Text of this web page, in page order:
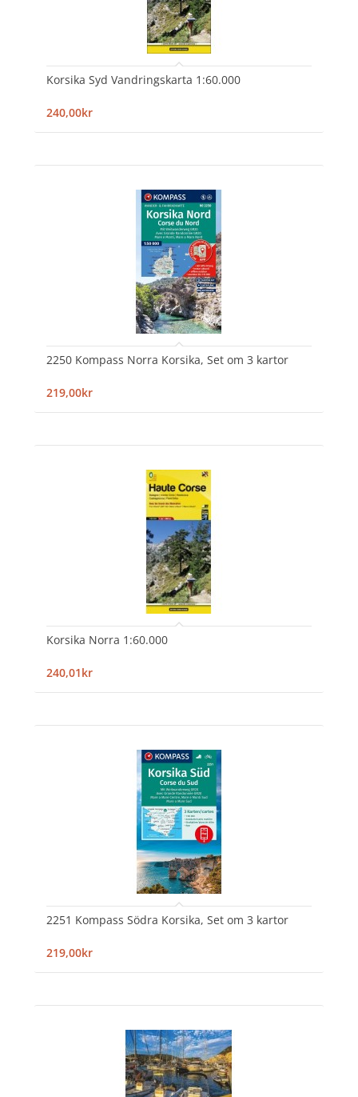
Korsika Syd Vandringskarta 1:60.000
240,00kr
2250 Kompass Norra Korsika, Set om 3 kartor
219,00kr
Korsika Norra 1:60.000
240,01kr
2251 Kompass Södra Korsika, Set om 3 kartor
219,00kr